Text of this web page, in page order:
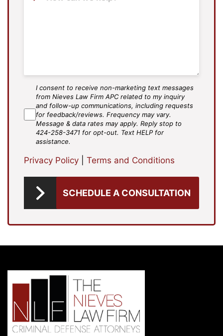
SMS
Agree
I consent to receive non-marketing text messages
from Nieves Law Firm APC related to my inquiry
and follow-up communications, including requests
for feedback/reviews. Frequency may vary.
Message & data rates may apply. Reply stop to
424-258-3471 for opt-out. Text HELP for
assistance.
Privacy Policy Terms and Conditions
SCHEDULE A CONSULTATION